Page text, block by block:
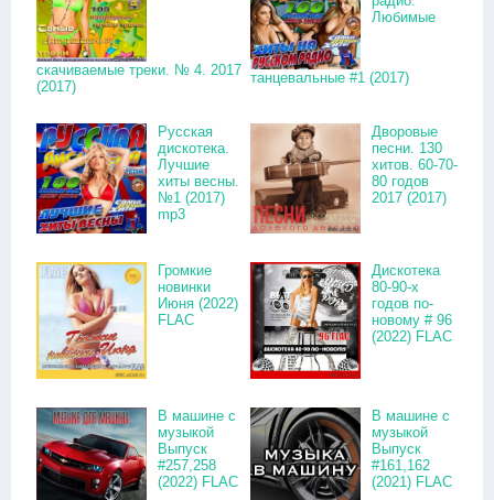
скачиваемые треки. № 4. 2017
(2017)
Любимые
танцевальные #1 (2017)
Русская
дискотека.
Лучшие
хиты весны.
№1 (2017)
mp3
Дворовые
песни. 130
хитов. 60-70-
80 годов
2017 (2017)
Громкие
новинки
Июня (2022)
FLAC
Дискотека
80-90-х
годов по-
новому # 96
(2022) FLAC
В машине с
музыкой
Выпуск
#257,258
(2022) FLAC
В машине с
музыкой
Выпуск
#161,162
(2021) FLAC